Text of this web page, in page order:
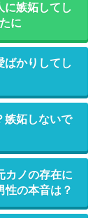
に嫉妬してし
に
ばかりしてし
嫉妬しないで
カノの存在に
性の本音は？